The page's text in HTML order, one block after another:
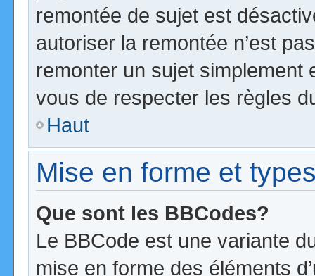
remontée de sujet est
autoriser la remontée n’est
remonter un sujet
vous de respecter les règles
Haut
Mise en forme et
Que sont les BBCodes?
Le BBCode est une variante
mise en forme des éléments